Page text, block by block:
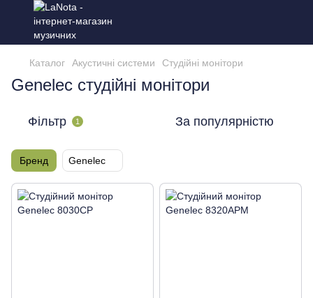
Каталог Акустичні системи Студійні монітори
Genelec студійні монітори
Фільтр 1 За популярністю
Бренд Genelec